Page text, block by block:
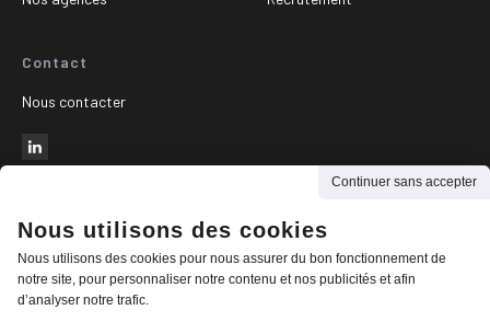
Contact
Nous contacter
© 2026 - Colvemat
Mentions légales -
Politique de confidentialité et gestion des cookies
Continuer sans accepter
Nous utilisons des cookies
Nous utilisons des cookies pour nous assurer du bon fonctionnement de
notre site, pour personnaliser notre contenu et nos publicités et afin
d’analyser notre trafic.